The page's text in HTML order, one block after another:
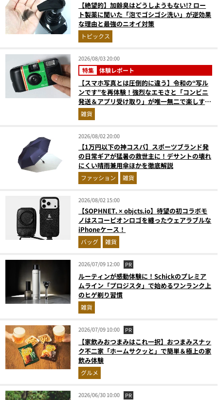
【絶望的】加齢臭はどうしようもない!? ロー
ト製薬に聞いた「泡でゴシゴシ洗い」が逆効果
な理由と最強のニオイ対策
トピックス
2026/08/03 20:00
特集 体験レポート
【スマホ写真とは圧倒的に違う】令和の“写ル
ンです”を再体験！強烈なエモさと「コンビニ
発送＆アプリ受け取り」が唯一無二で楽しすぎ
た雑貨
2026/08/02 20:00
【1万円以下の神コスパ】スポーツブランド発
の日常ギアが猛暑の救世主に！デサントの壊れ
にくい晴雨兼用傘ほかを徹底解説
ファッション 雑貨
2026/08/02 15:00
【SOPHNET. × objcts.io】待望の初コラボモ
ノはスコーピオンロゴを纏ったウェアラブルな
iPhoneケース！
バッグ 雑貨
2026/07/09 12:00 PR
ルーティンが感動体験に！Schickのプレミア
ムライン「プロジスタ」で始めるワンランク上
のヒゲ剃り習慣
雑貨
2026/07/09 10:00 PR
【家飲みおつまみはこれ一択】おつまみスナッ
ク不二家「ホームサクッと」で簡単＆極上の家
飲み体験
グルメ
2026/06/30 10:00 PR